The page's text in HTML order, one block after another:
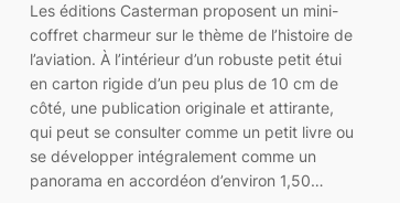
Les éditions Casterman proposent un mini-
coffret charmeur sur le thème de l’histoire de
l’aviation. À l’intérieur d’un robuste petit étui
en carton rigide d’un peu plus de 10 cm de
côté, une publication originale et attirante,
qui peut se consulter comme un petit livre ou
se développer intégralement comme un
panorama en accordéon d’environ 1,50…